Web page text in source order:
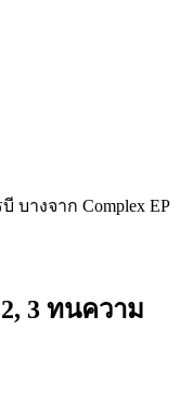
บางจาก Complex EP
3 ทนความ